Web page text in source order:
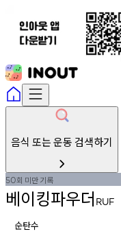
음식 또는 운동 검색하기
50회 미만기록
베이킹파우더 RUF
순탄수